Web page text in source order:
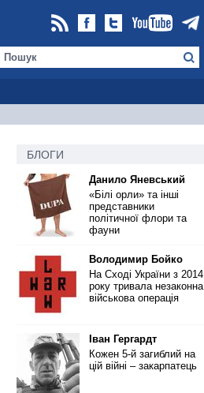
БЛОГИ
Данило Яневський
«Білі орли» та інші
представники
політичної флори та
фауни
Володимир Бойко
На Сході України з 2014
року тривала незаконна
військова операція
Іван Гергардт
Кожен 5-й загиблий на
цій війні – закарпатець